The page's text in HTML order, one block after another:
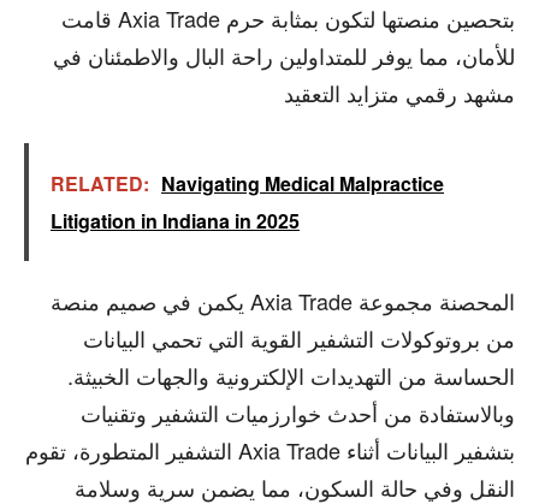
قامت Axia Trade بتحصين منصتها لتكون بمثابة حرم
للأمان، مما يوفر للمتداولين راحة البال والاطمئنان في
مشهد رقمي متزايد التعقيد
RELATED: Navigating Medical Malpractice
Litigation in Indiana in 2025
يكمن في صميم منصة Axia Trade المحصنة مجموعة
من بروتوكولات التشفير القوية التي تحمي البيانات
الحساسة من التهديدات الإلكترونية والجهات الخبيثة.
وبالاستفادة من أحدث خوارزميات التشفير وتقنيات
التشفير المتطورة، تقوم Axia Trade بتشفير البيانات أثناء
النقل وفي حالة السكون، مما يضمن سرية وسلامة